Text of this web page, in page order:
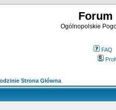
Forum
Ogólnopolskie
FAQ
Strona Główna